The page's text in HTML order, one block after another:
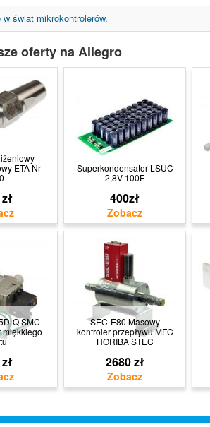
w świat mikrokontrolerów.
oferty na Allegro
ETA Nr
Superkondensator LSUC
2,8V 100F
400zł
Q SMC
miękkiego
SEC-E80 Masowy
kontroler przepływu MFC
HORIBA STEC
2680 zł